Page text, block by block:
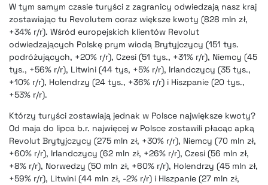
W tym samym czasie turyści z zagranicy odwiedzają nasz kraj
zostawiając tu Revolutem coraz większe kwoty (828 mln zł,
+34% r/r). Wśród europejskich klientów Revolut
odwiedzających Polskę prym wiodą Brytyjczycy (151 tys.
podróżujących, +20% r/r), Czesi (51 tys., +31% r/r), Niemcy (45
tys., +56% r/r), Litwini (44 tys, +5% r/r), Irlandczycy (35 tys.,
+10% r/r), Holendrzy (24 tys., +36% r/r) i Hiszpanie (20 tys.,
+53% r/r).
Którzy turyści zostawiają jednak w Polsce największe kwoty?
Od maja do lipca b.r. najwięcej w Polsce zostawili płacąc apką
Revolut Brytyjczycy (275 mln zł, +30% r/r), Niemcy (70 mln zł,
+60% r/r), Irlandczycy (62 mln zł, +26% r/r), Czesi (56 mln zł,
+8% r/r), Norwedzy (50 mln zł, +60% r/r), Holendrzy (45 mln zł,
+59% r/r), Litwini (44 mln zł, -2% r/r) i Hiszpanie (27 mln zł,